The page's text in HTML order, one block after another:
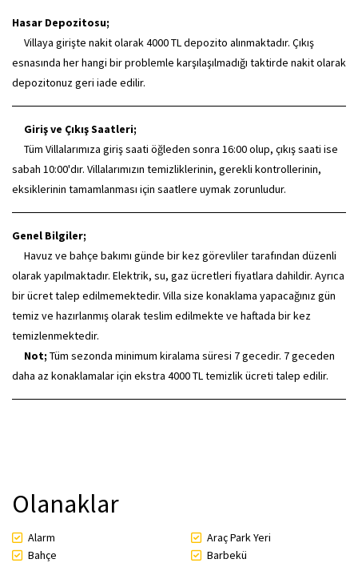
Hasar Depozitosu;
Villaya girişte nakit olarak 4000 TL depozito alınmaktadır. Çıkış
esnasında her hangi bir problemle karşılaşılmadığı taktirde nakit olarak
depozitonuz geri iade edilir.
Giriş ve Çıkış Saatleri;
Tüm Villalarımıza giriş saati öğleden sonra 16:00 olup, çıkış saati ise
sabah 10:00'dır. Villalarımızın temizliklerinin, gerekli kontrollerinin,
eksiklerinin tamamlanması için saatlere uymak zorunludur.
Genel Bilgiler;
Havuz ve bahçe bakımı günde bir kez görevliler tarafından düzenli
olarak yapılmaktadır. Elektrik, su, gaz ücretleri fiyatlara dahildir. Ayrıca
bir ücret talep edilmemektedir. Villa size konaklama yapacağınız gün
temiz ve hazırlanmış olarak teslim edilmekte ve haftada bir kez
temizlenmektedir.
Not; Tüm sezonda minimum kiralama süresi 7 gecedir. 7 geceden
daha az konaklamalar için ekstra 4000 TL temizlik ücreti talep edilir.
Olanaklar
Alarm
Araç Park Yeri
Bahçe
Barbekü